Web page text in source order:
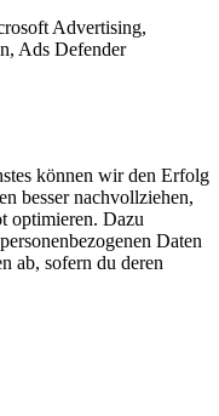
Advertising,
Ads Defender
können wir den Erfolg
besser nachvollziehen,
optimieren. Dazu
Daten
ab, sofern du deren